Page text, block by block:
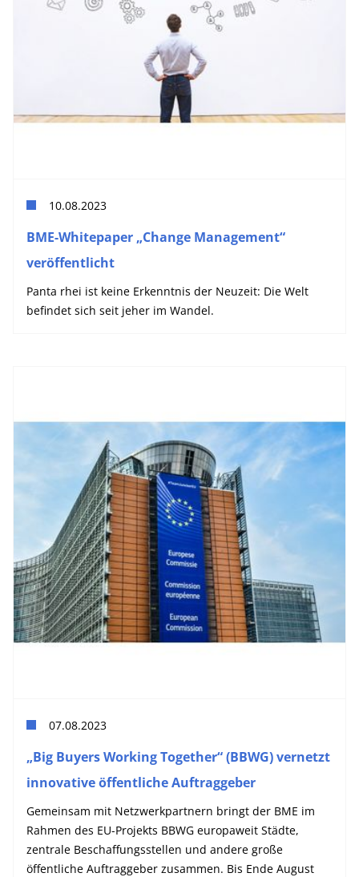
10.08.2023
BME-Whitepaper „Change Management“
veröffentlicht
Panta rhei ist keine Erkenntnis der Neuzeit: Die Welt
befindet sich seit jeher im Wandel.
07.08.2023
„Big Buyers Working Together“ (BBWG) vernetzt
innovative öffentliche Auftraggeber
Gemeinsam mit Netzwerkpartnern bringt der BME im
Rahmen des EU-Projekts BBWG europaweit Städte,
zentrale Beschaffungsstellen und andere große
öffentliche Auftraggeber zusammen. Bis Ende August